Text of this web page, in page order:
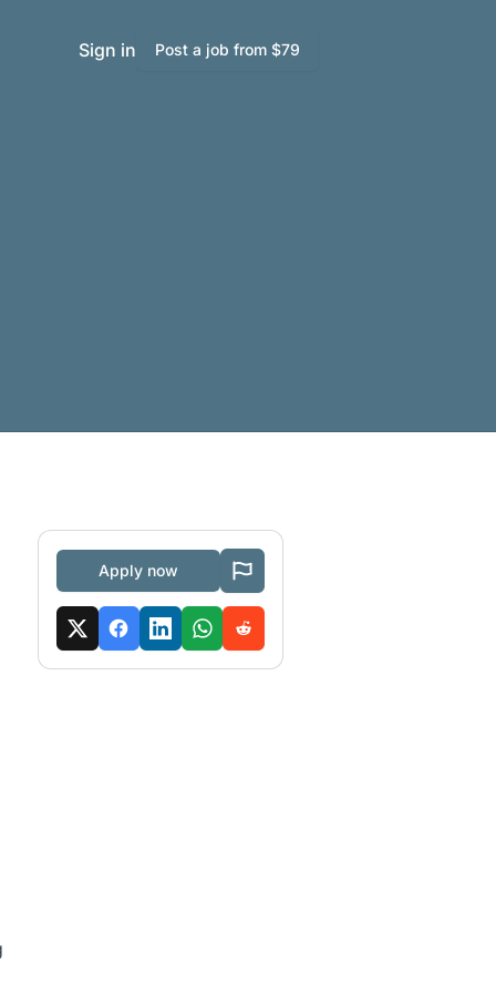
Sign in Post a job from $79
Apply now